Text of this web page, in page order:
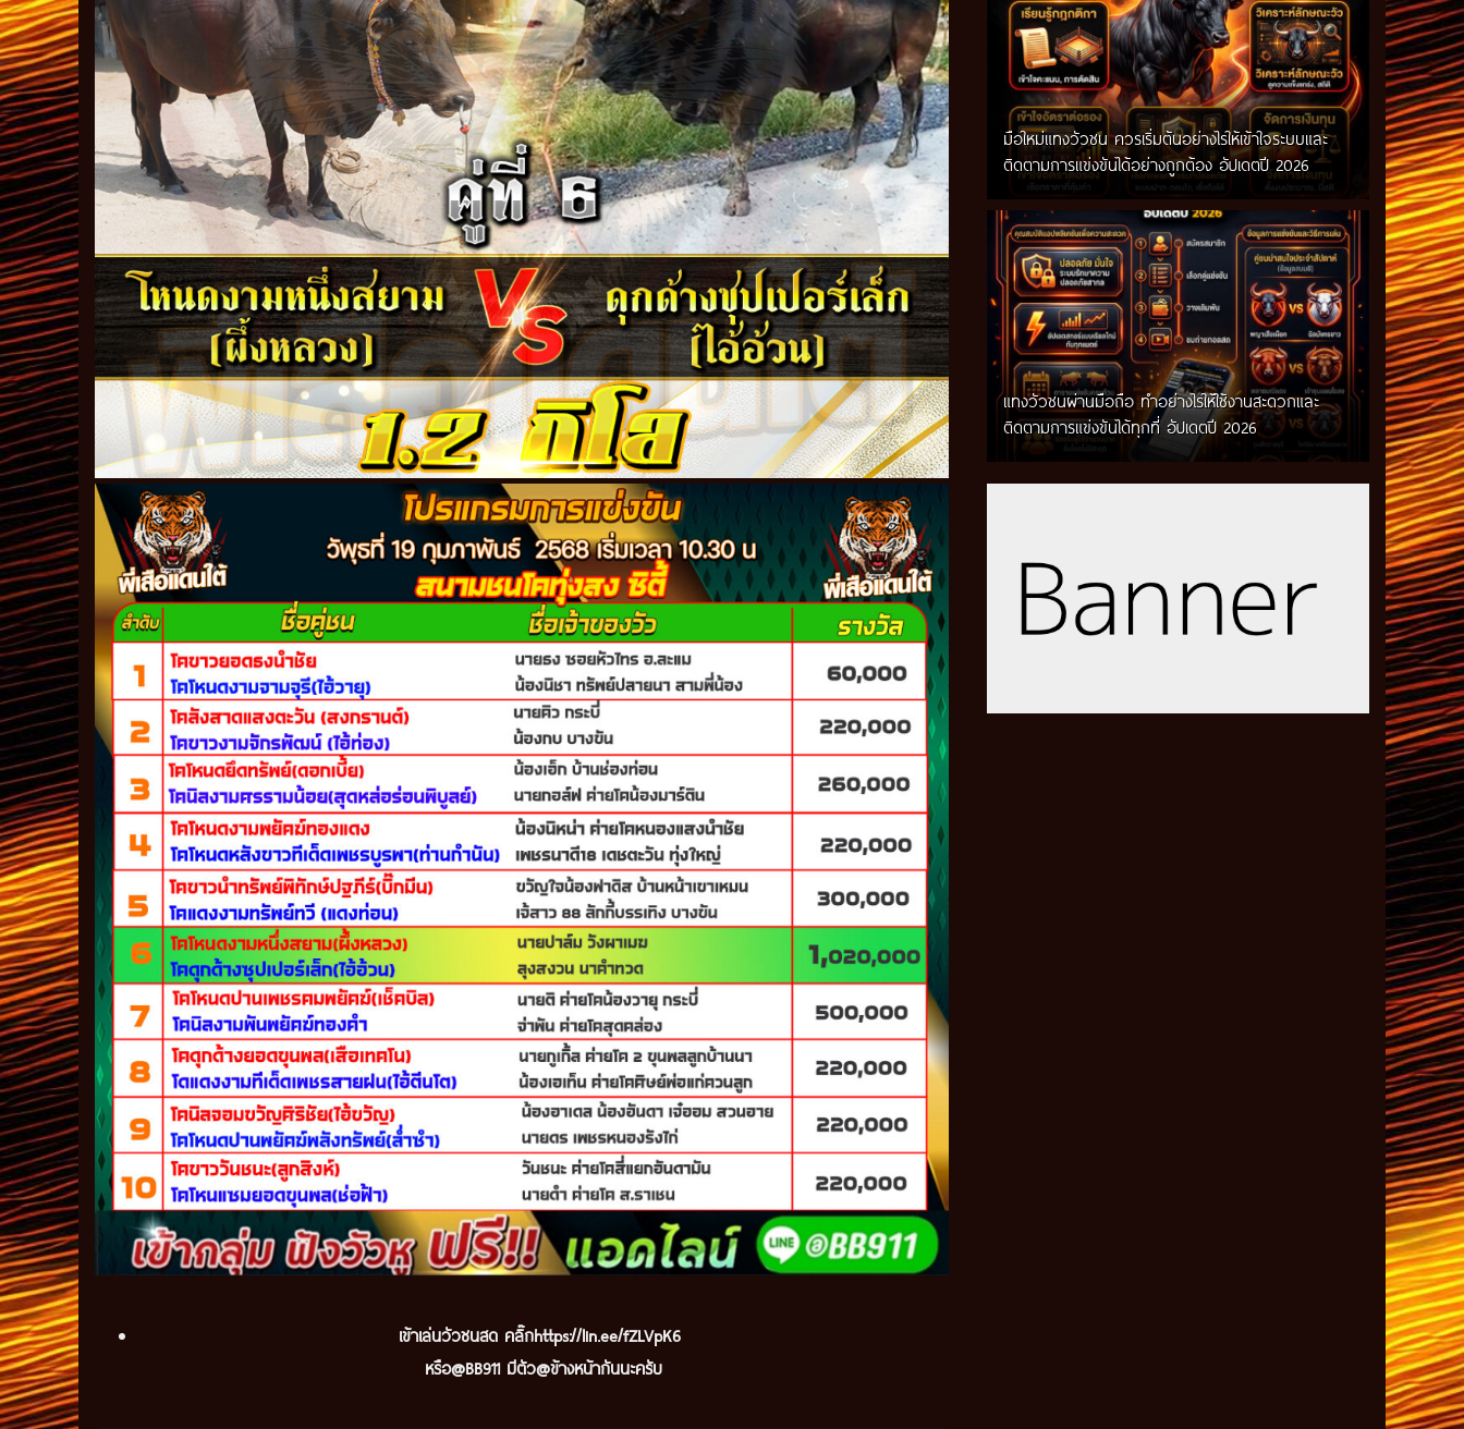
เข้าเล่นวัวชนสด คลิ๊กhttps://lin.ee/fZLVpK6
หรือ@BB911 มีตัว@ข้างหน้ากันนะครับ
มือใหม่แทงวัวชน ควรเริ่มต้นอย่างไรให้เข้าใจระบบและ
ติดตามการแข่งขันได้อย่างถูกต้อง อัปเดตปี 2026
แทงวัวชนผ่านมือถือ ทำอย่างไรให้ใช้งานสะดวกและ
ติดตามการแข่งขันได้ทุกที่ อัปเดตปี 2026